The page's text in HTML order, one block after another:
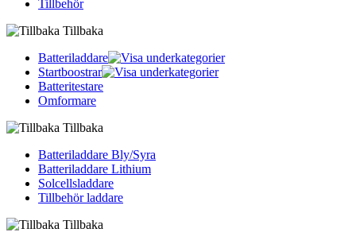
Tillbehör
Tillbaka
Batteriladdare
Startboostrar
Batteritestare
Omformare
Tillbaka
Batteriladdare Bly/Syra
Batteriladdare Lithium
Solcellsladdare
Tillbehör laddare
Tillbaka